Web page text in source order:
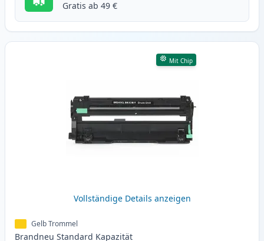
Gratis ab 49 €
Mit Chip
Vollständige Details anzeigen
Gelb Trommel
Brandneu Standard Kapazität